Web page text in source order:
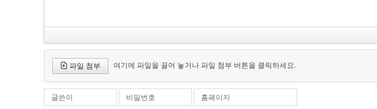
파일 첨부 여기에 파일을 끌어 놓거나 파일 첨부 버튼을 클릭하세요.
글쓴이 비밀번호 홈페이지